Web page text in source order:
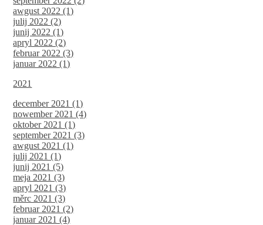
awgust 2022 (1)
julij 2022 (2)
junij 2022 (1)
apryl 2022 (2)
februar 2022 (3)
januar 2022 (1)
2021
december 2021 (1)
nowember 2021 (4)
oktober 2021 (1)
september 2021 (3)
awgust 2021 (1)
julij 2021 (1)
junij 2021 (5)
meja 2021 (3)
apryl 2021 (3)
měrc 2021 (3)
februar 2021 (2)
januar 2021 (4)